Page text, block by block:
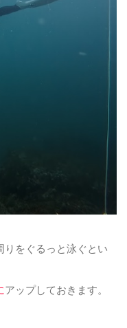
りをぐるっと泳ぐとい
アップしておきます。